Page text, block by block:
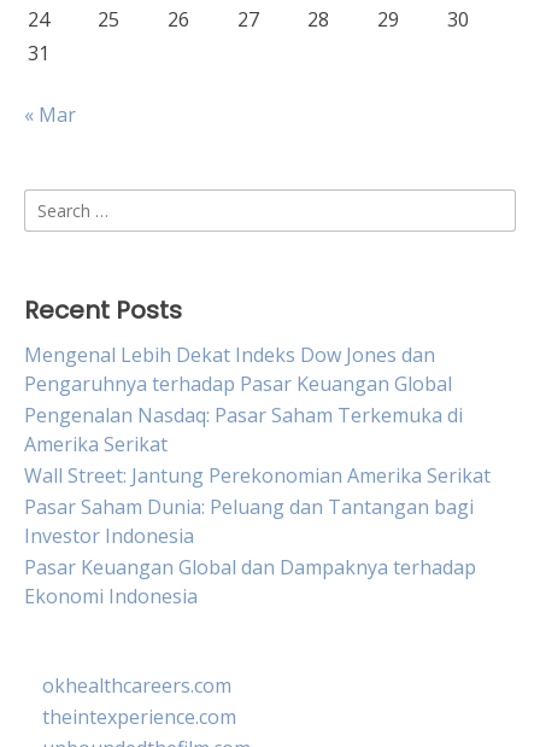
24
25 26 27 28 29
30
31
« Mar
Search
for:
Recent Posts
Mengenal Lebih Dekat Indeks Dow Jones dan
Pengaruhnya terhadap Pasar Keuangan Global
Pengenalan Nasdaq: Pasar Saham Terkemuka di
Amerika Serikat
Wall Street: Jantung Perekonomian Amerika Serikat
Pasar Saham Dunia: Peluang dan Tantangan bagi
Investor Indonesia
Pasar Keuangan Global dan Dampaknya terhadap
Ekonomi Indonesia
okhealthcareers.com
theintexperience.com